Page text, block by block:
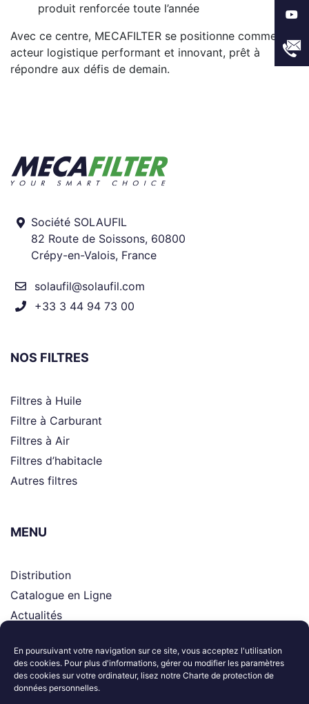
En poursuivant votre navigation sur ce site, vous acceptez l'utilisation
des cookies. Pour plus d'informations, gérer ou modifier les paramètres
des cookies sur votre ordinateur, lisez notre Charte de protection de
données personnelles.
produit renforcée toute l’année
Avec ce centre, MECAFILTER se positionne comme un
acteur logistique performant et innovant, prêt à
répondre aux défis de demain.
Société SOLAUFIL
82 Route de Soissons, 60800
Crépy-en-Valois, France
solaufil@solaufil.com
+33 3 44 94 73 00
NOS FILTRES
Filtres à Huile
Filtre à Carburant
Filtres à Air
Filtres d’habitacle
Autres filtres
MENU
Distribution
Catalogue en Ligne
Actualités
Le groupe
Contactez-nous